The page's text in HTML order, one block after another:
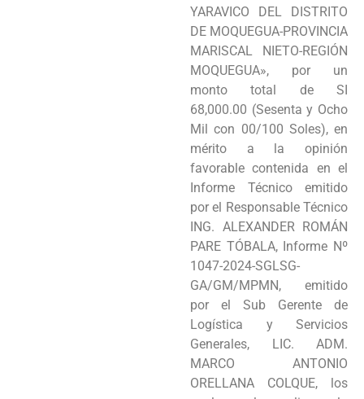
YARAVICO DEL DISTRITO
DE MOQUEGUA-PROVINCIA
MARISCAL NIETO-REGIÓN
MOQUEGUA», por un
monto total de SI
68,000.00 (Sesenta y Ocho
Mil con 00/100 Soles), en
mérito a la opinión
favorable contenida en el
Informe Técnico emitido
por el Responsable Técnico
ING. ALEXANDER ROMÁN
PARE TÓBALA, Informe Nº
1047-2024-SGLSG­
GA/GM/MPMN, emitido
por el Sub Gerente de
Logística y Servicios
Generales, LIC. ADM.
MARCO ANTONIO
ORELLANA COLQUE, los